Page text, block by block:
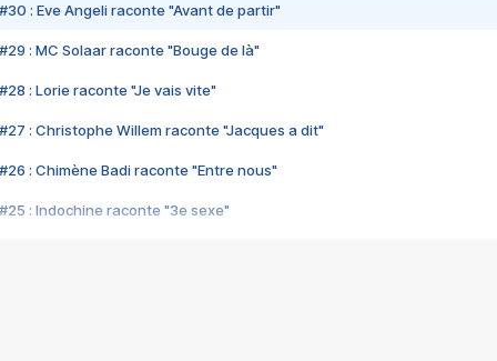
#30 : Eve Angeli raconte "Avant de partir"
#29 : MC Solaar raconte "Bouge de là"
#28 : Lorie raconte "Je vais vite"
#27 : Christophe Willem raconte "Jacques a dit"
#26 : Chimène Badi raconte "Entre nous"
#25 : Indochine raconte "3e sexe"